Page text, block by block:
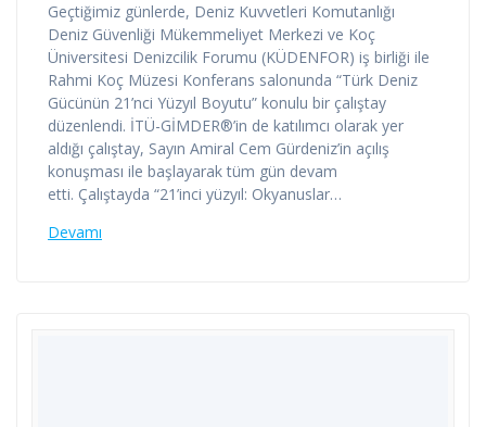
Geçtiğimiz günlerde, Deniz Kuvvetleri Komutanlığı
Deniz Güvenliği Mükemmeliyet Merkezi ve Koç
Üniversitesi Denizcilik Forumu (KÜDENFOR) iş birliği ile
Rahmi Koç Müzesi Konferans salonunda “Türk Deniz
Gücünün 21’nci Yüzyıl Boyutu” konulu bir çalıştay
düzenlendi. İTÜ-GİMDER®’in de katılımcı olarak yer
aldığı çalıştay, Sayın Amiral Cem Gürdeniz’in açılış
konuşması ile başlayarak tüm gün devam
etti. Çalıştayda “21’inci yüzyıl: Okyanuslar…
Devamı